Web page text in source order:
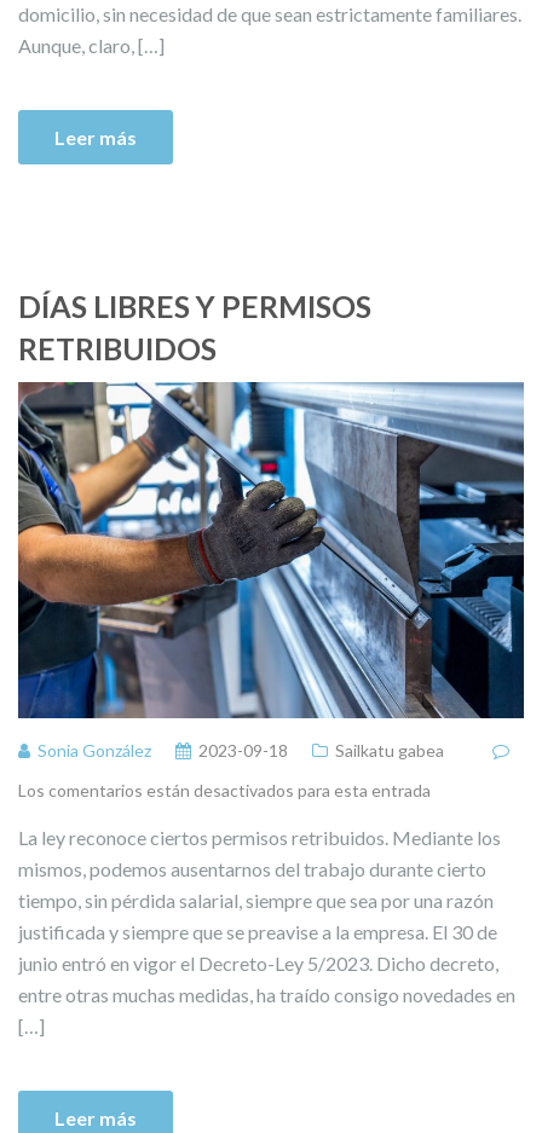
domicilio, sin necesidad de que sean estrictamente familiares.
Aunque, claro, […]
Leer más
DÍAS LIBRES Y PERMISOS
RETRIBUIDOS
Sonia González 2023-09-18
Sailkatu gabea
Los comentarios están desactivados para esta entrada
La ley reconoce ciertos permisos retribuidos. Mediante los
mismos, podemos ausentarnos del trabajo durante cierto
tiempo, sin pérdida salarial, siempre que sea por una razón
justificada y siempre que se preavise a la empresa. El 30 de
junio entró en vigor el Decreto-Ley 5/2023. Dicho decreto,
entre otras muchas medidas, ha traído consigo novedades en
[…]
Leer más